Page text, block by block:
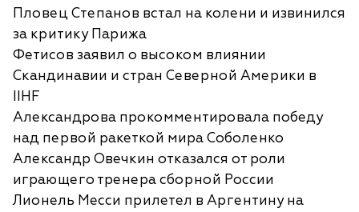
Пловец Степанов встал на колени и извинился
за критику Парижа
Фетисов заявил о высоком влиянии
Скандинавии и стран Северной Америки в
IIHF
Александрова прокомментировала победу
над первой ракеткой мира Соболенко
Александр Овечкин отказался от роли
играющего тренера сборной России
Лионель Месси прилетел в Аргентину на